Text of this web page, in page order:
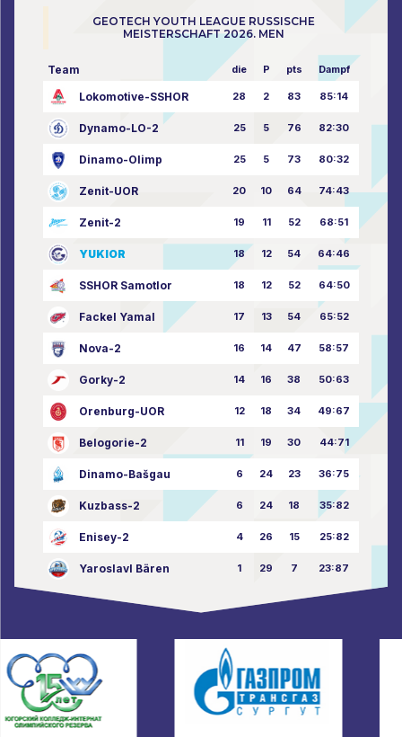
GEOTECH YOUTH LEAGUE RUSSISCHE
MEISTERSCHAFT 2026. MEN
Team die P pts Dampf
Lokomotive-SSHOR 28 2 83 85:14
Dynamo-LO-2 25 5 76 82:30
Dinamo-Olimp 25 5 73 80:32
Zenit-UOR 20 10 64 74:43
Zenit-2 19 11 52 68:51
YUKIOR 18 12 54 64:46
SSHOR Samotlor 18 12 52 64:50
Fackel Yamal 17 13 54 65:52
Nova-2 16 14 47 58:57
Gorky-2 14 16 38 50:63
Orenburg-UOR 12 18 34 49:67
Belogorie-2 11 19 30 44:71
Dinamo-Bašgau 6 24 23 36:75
Kuzbass-2 6 24 18 35:82
Enisey-2 4 26 15 25:82
Yaroslavl Bären 1 29 7 23:87